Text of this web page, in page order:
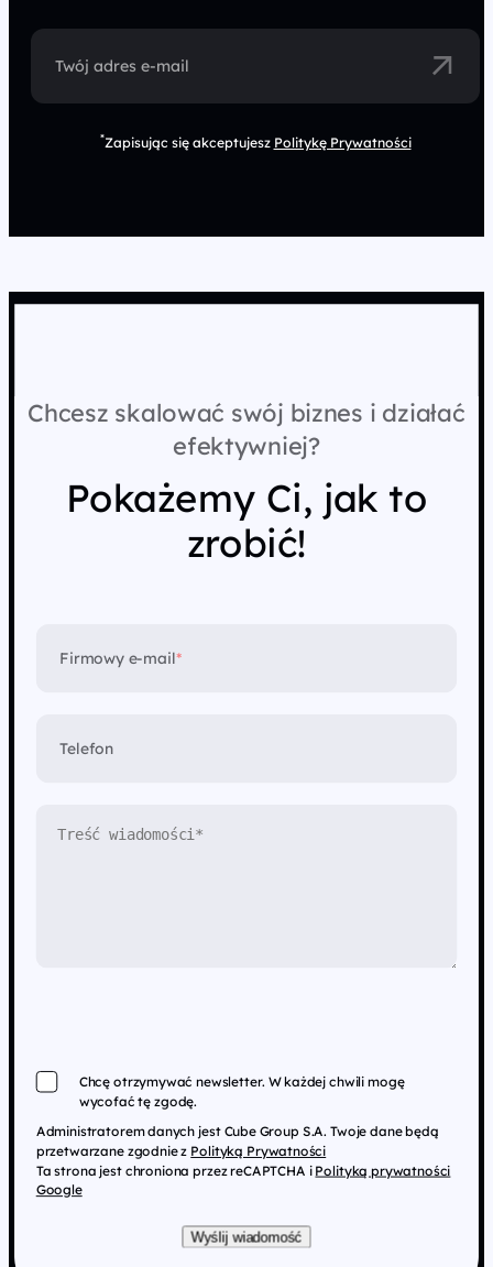
Twój adres e-mail
*Zapisując się akceptujesz Politykę Prywatności
Chcesz skalować swój biznes i działać
efektywniej?
Pokażemy Ci, jak to
zrobić!
Firmowy e-mail*
Telefon
Chcę otrzymywać newsletter. W każdej chwili mogę
wycofać tę zgodę.
Administratorem danych jest Cube Group S.A. Twoje dane będą
przetwarzane zgodnie z Polityką Prywatności
Ta strona jest chroniona przez reCAPTCHA i Polityką prywatności
Google
Wyślij wiadomość